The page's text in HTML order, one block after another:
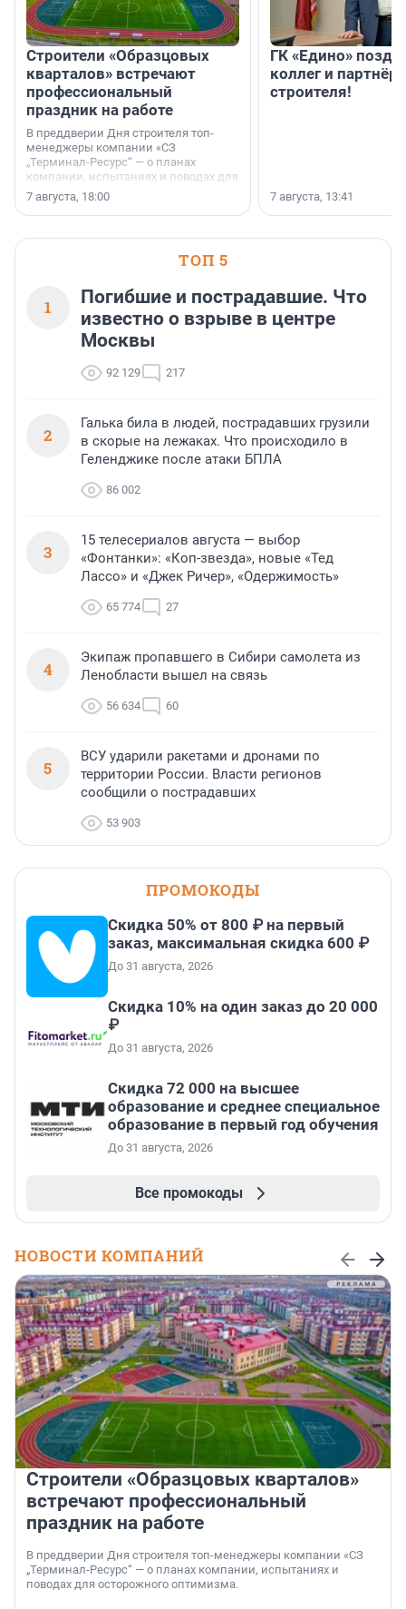
Строители «Образцовых
кварталов» встречают
профессиональный
праздник на работе
В преддверии Дня строителя топ-
менеджеры компании «СЗ
„Терминал-Ресурс“ — о планах
компании, испытаниях и поводах для
осторожного оптимизма.
7 августа, 18:00
ГК «Едино»
коллег и
строителя!
7 августа, 13:41
ТОП 5
1
Погибшие и пострадавшие. Что
известно о взрыве в центре
Москвы
92 129 217
2
Галька била в людей, пострадавших грузили
в скорые на лежаках. Что происходило в
Геленджике после атаки БПЛА
86 002
3
15 телесериалов августа — выбор
«Фонтанки»: «Коп-звезда», новые «Тед
Лассо» и «Джек Ричер», «Одержимость»
65 774 27
4
Экипаж пропавшего в Сибири самолета из
Ленобласти вышел на связь
56 634 60
5
ВСУ ударили ракетами и дронами по
территории России. Власти регионов
сообщили о пострадавших
53 903
ПРОМОКОДЫ
Скидка 50% от 800 ₽ на первый
заказ, максимальная скидка 600 ₽
До 31 августа, 2026
Скидка 10% на один заказ до 20 000
₽
До 31 августа, 2026
Скидка 72 000 на высшее
образование и среднее специальное
образование в первый год обучения
До 31 августа, 2026
Все промокоды
НОВОСТИ КОМПАНИЙ
Строители «Образцовых кварталов»
встречают профессиональный
праздник на работе
В преддверии Дня строителя топ-менеджеры компании «СЗ
„Терминал-Ресурс“ — о планах компании, испытаниях и
поводах для осторожного оптимизма.